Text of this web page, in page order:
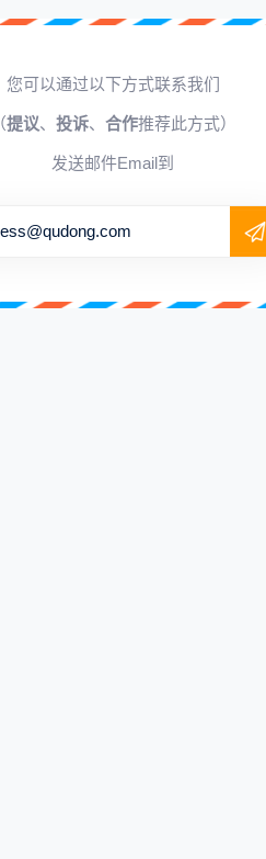
您可以通过以下方式联系我们
（提议、 投诉、 合作推荐此方式）
发送邮件Email到